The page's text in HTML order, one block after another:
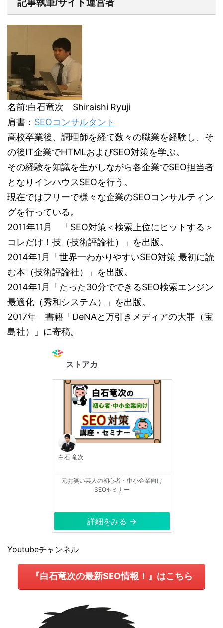
記事執筆/サイト運営者
名前:白石竜次 Shiraishi Ryuji
肩書： SEOコンサルタント
高校卒業後、調理師を経て数々の職業を経験し、そ
の後IT企業でHTMLおよびSEO対策を学ぶ。
その経験を知識を生かしながら各企業でSEO担当者
となりインハウスSEOを行う。
現在ではフリーで様々な企業のSEOコンサルティン
グを行っている。
2011年11月 「SEO対策＜検索上位にヒットする＞
コレだけ！技（技術評論社）」を出版。
2014年1月「世界一わかりやすいSEO対策 最初に読
む本（技術評論社）」を出版。
2014年1月「たった30分でできるSEO検索エンジン
最適化（秀和システム）」を出版。
2017年 書籍「DeNAと万引きメディアの大罪（宝
島社）」に寄稿。
ストアカ
白石 竜次
元お笑い芸人の初心者・中小企業向け
SEOセミナー
詳細をみる →
Youtubeチャンネル
『白石竜次の最新SEO情報！』はこちら